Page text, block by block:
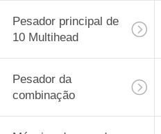
Pesador principal de
10 Multihead
Pesador da
combinação